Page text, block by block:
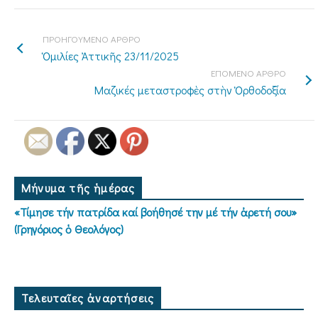
ΠΡΟΗΓΟΥΜΕΝΟ ΑΡΘΡΟ
Ὁμιλίες Ἀττικῆς 23/11/2025
ΕΠΟΜΕΝΟ ΑΡΘΡΟ
Μαζικές μεταστροφὲς στὴν Ὀρθοδοξία
Μήνυμα τῆς ἡμέρας
«Τίμησε τήν πατρίδα καί βοήθησέ την μέ τήν ἀρετή σου»
(Γρηγόριος ὁ Θεολόγος)
Τελευταῖες ἀναρτήσεις